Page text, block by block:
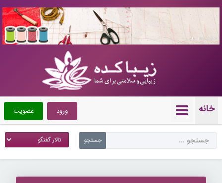
10722357
خانه عضویت ورود